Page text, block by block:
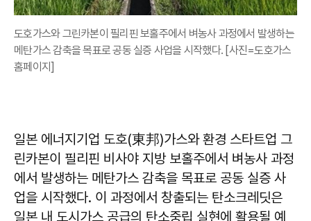
도호가스와 그린카본이 필리핀 보홀주에서 벼농사 과정에서 발생하는
메탄가스 감축을 목표로 공동 실증 사업을 시작했다. [사진=도호가스
홈페이지]
일본 에너지기업 도호(東邦)가스와 환경 스타트업 그
린카본이 필리핀 비사야 지방 보홀주에서 벼농사 과정
에서 발생하는 메탄가스 감축을 목표로 공동 실증 사
업을 시작했다. 이 과정에서 창출되는 탄소크레딧은
일본 내 도시가스 공급의 탄소중립 실현에 활용될 예